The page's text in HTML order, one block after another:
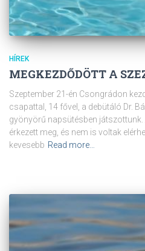
HÍREK
MEGKEZDŐDÖTT A
Szeptember 21-én Csongrádon
csapattal, 14 fővel, a debütáló Dr.
gyönyörű napsütésben
érkezett meg, és nem is voltak
kevesebb Read more…